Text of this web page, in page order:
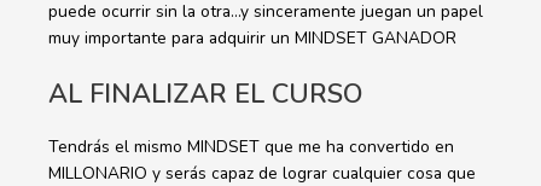
puede ocurrir sin la otra…y sinceramente juegan un papel
muy importante para adquirir un MINDSET GANADOR
AL FINALIZAR EL CURSO
Tendrás el mismo MINDSET que me ha convertido en
MILLONARIO y serás capaz de lograr cualquier cosa que